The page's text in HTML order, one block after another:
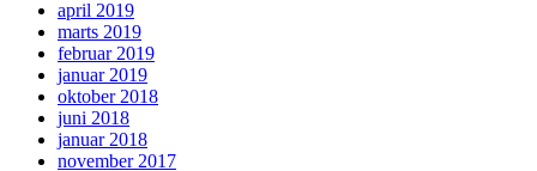
april 2019
marts 2019
februar 2019
januar 2019
oktober 2018
juni 2018
januar 2018
november 2017